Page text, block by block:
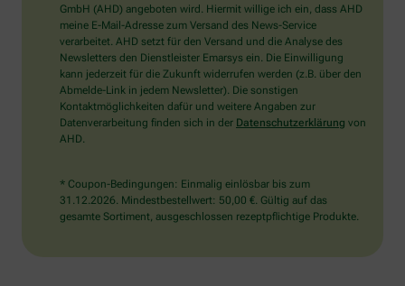
wählen
Sie
bitte
das
Haus.
GmbH (AHD) angeboten wird. Hiermit willige ich ein, dass AHD
meine E-Mail-Adresse zum Versand des News-Service
verarbeitet. AHD setzt für den Versand und die Analyse des
Newsletters den Dienstleister Emarsys ein. Die Einwilligung
kann jederzeit für die Zukunft widerrufen werden (z.B. über den
Abmelde-Link in jedem Newsletter). Die sonstigen
Kontaktmöglichkeiten dafür und weitere Angaben zur
Datenverarbeitung finden sich in der Datenschutzerklärung von
AHD.
* Coupon-Bedingungen: Einmalig einlösbar bis zum
31.12.2026. Mindestbestellwert: 50,00 €. Gültig auf das
gesamte Sortiment, ausgeschlossen rezeptpflichtige Produkte.